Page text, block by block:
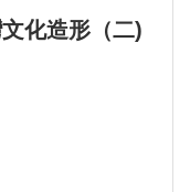
化造形（二)